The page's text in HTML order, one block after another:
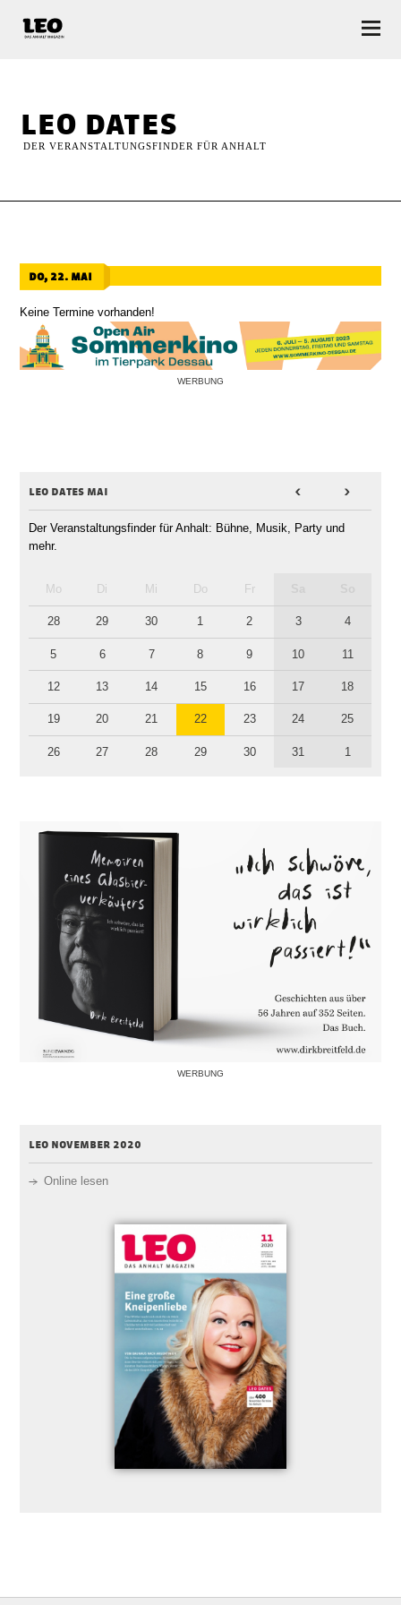
leo dates
DER VERANSTALTUNGSFINDER FÜR ANHALT
do, 22. mai
Keine Termine vorhanden!
WERBUNG
leo dates mai < >
Der Veranstaltungsfinder für Anhalt: Bühne, Musik, Party und
mehr.
Mo Di Mi Do Fr
28 29 30 1 2 3 4
5 6 7 8 9 10 11
12 13 14 15 16 17 18
19 20 21 22 23 24 25
26 27 28 29 30 31 1
WERBUNG
leo november 2020
Online lesen